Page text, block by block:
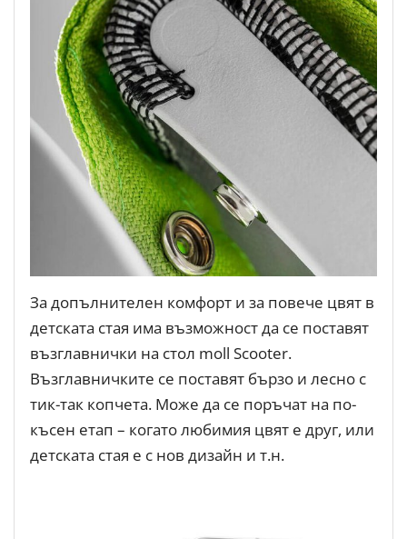
За допълнителен комфорт и за повече цвят в
детската стая има възможност да се поставят
възглавнички на стол moll Scooter.
Възглавничките се поставят бързо и лесно с
тик-так копчета. Може да се поръчат на по-
късен етап – когато любимия цвят е друг, или
детската стая е с нов дизайн и т.н.